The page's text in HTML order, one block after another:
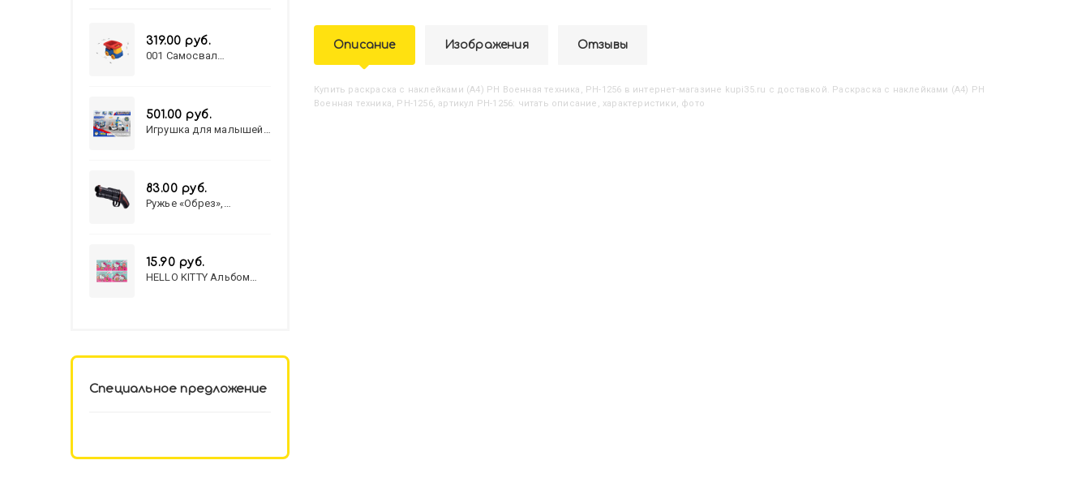
Описание Изображения Отзывы
Купить Раскраска с наклейками (А4) РН Военная техника, РН-1256 в интернет-магазине kupi35.ru с доставкой. Раскраска с наклейками (А4) РН
Военная техника, РН-1256, артикул РН-1256: читать описание, характеристики, фото
319.00 руб.
001 Самосвал
501.00 руб.
Игрушка для малышей
83.00 руб.
Ружье «Обрез»,
15.90 руб.
HELLO KITTY Альбом
Специальное предложение